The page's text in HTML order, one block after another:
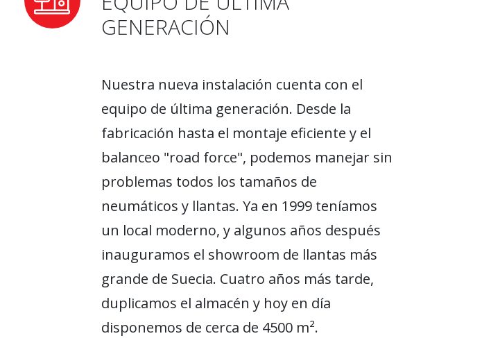
GENERACIÓN
Nuestra nueva instalación cuenta con el
equipo de última generación. Desde la
fabricación hasta el montaje eficiente y el
balanceo "road force", podemos manejar sin
problemas todos los tamaños de
neumáticos y llantas. Ya en 1999 teníamos
un local moderno, y algunos años después
inauguramos el showroom de llantas más
grande de Suecia. Cuatro años más tarde,
duplicamos el almacén y hoy en día
disponemos de cerca de 4500 m².